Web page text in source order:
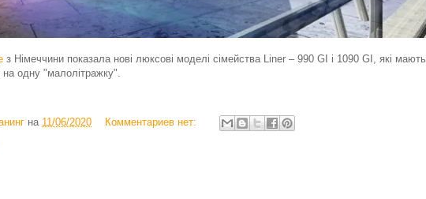
з Німеччини показала нові люксові моделі сімейства Liner – 990 GI і 1090 GI, які мають
одну "малолітражку".
на 11/06/2020
Комментариев нет: